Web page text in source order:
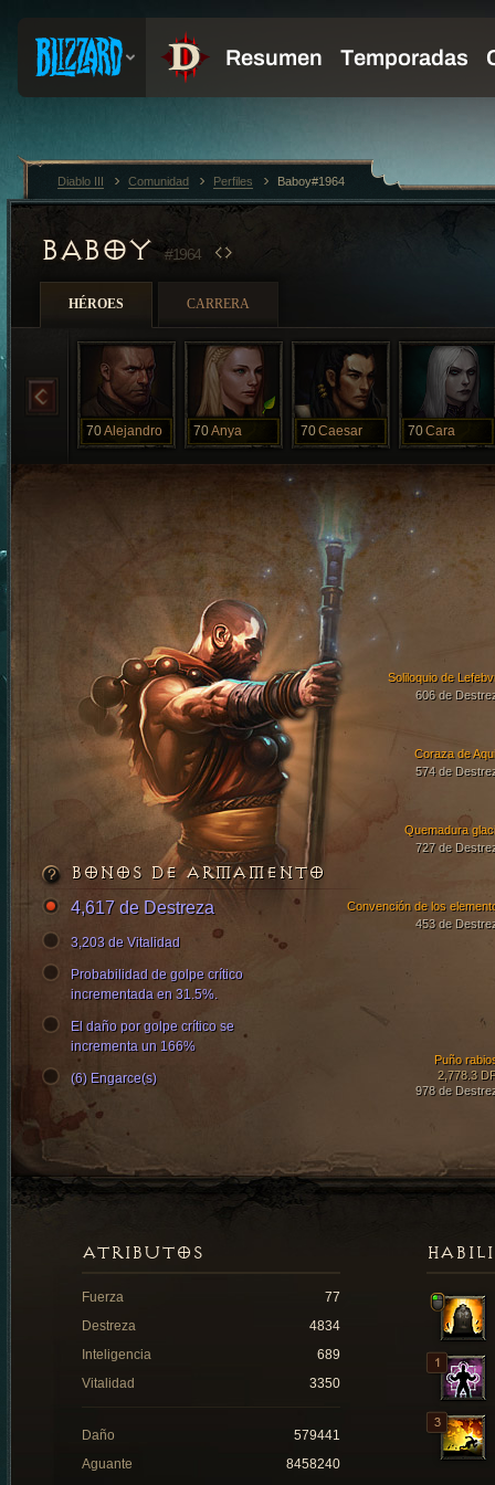
BABOY#1964
HÉROES CARRERA
70Alejandro 70Anya 70Caesar 70Cara
Coraza de
574 de
Quemadura
727 de
Soliloquio de
606 de
Puño
2,778.3
978 de
Convención de los
453 de
BONOS DE ARMAMENTO
4,617 de Destreza
3,203 de Vitalidad
Probabilidad de golpe crítico
incrementada en 31.5%.
El daño por golpe crítico se
incrementa un 166%
(6) Engarce(s)
ATRIBUTOS
Fuerza
77
Destreza
4834
Inteligencia
689
Vitalidad
3350
Daño
579441
Aguante
8458240
Diablo III Comunidad Perfiles Baboy#1964